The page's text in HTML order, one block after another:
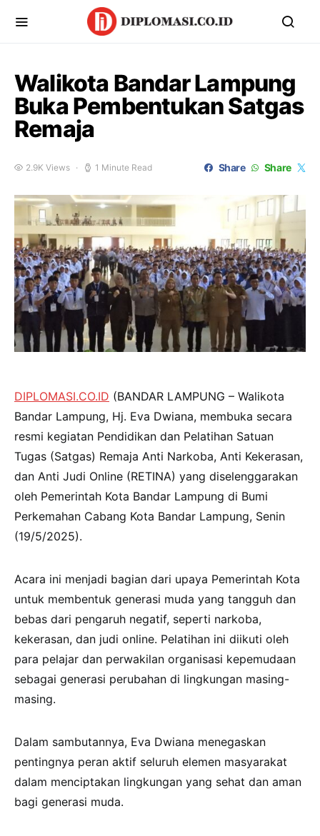
Walikota Bandar Lampung
Buka Pembentukan Satgas
Remaja
2.9K Views 1 Minute Read Share Share
DIPLOMASI.CO.ID (BANDAR LAMPUNG – Walikota
Bandar Lampung, Hj. Eva Dwiana, membuka secara
resmi kegiatan Pendidikan dan Pelatihan Satuan
Tugas (Satgas) Remaja Anti Narkoba, Anti Kekerasan,
dan Anti Judi Online (RETINA) yang diselenggarakan
oleh Pemerintah Kota Bandar Lampung di Bumi
Perkemahan Cabang Kota Bandar Lampung, Senin
(19/5/2025).
Acara ini menjadi bagian dari upaya Pemerintah Kota
untuk membentuk generasi muda yang tangguh dan
bebas dari pengaruh negatif, seperti narkoba,
kekerasan, dan judi online. Pelatihan ini diikuti oleh
para pelajar dan perwakilan organisasi kepemudaan
sebagai generasi perubahan di lingkungan masing-
masing.
Dalam sambutannya, Eva Dwiana menegaskan
pentingnya peran aktif seluruh elemen masyarakat
dalam menciptakan lingkungan yang sehat dan aman
bagi generasi muda.